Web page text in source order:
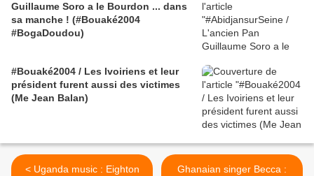
Guillaume Soro a le Bourdon ... dans
sa manche ! (#Bouaké2004
#BogaDoudou)
#Bouaké2004 / Les Ivoiriens et leur
président furent aussi des victimes
(Me Jean Balan)
< Uganda music : Eighton
Ghanaian singer Becca :